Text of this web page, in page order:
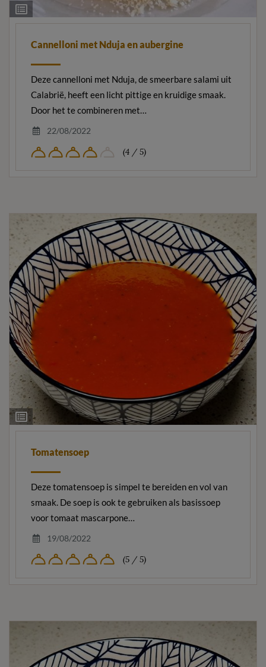
Ingrediëntenlijst
Cannelloni met Nduja en aubergine
Deze cannelloni met Nduja, de smeerbare salami uit
Calabrië, heeft een licht pittige en kruidige smaak.
Door het te combineren met…
22/08/2022
(4 / 5)
Ingrediëntenlijst
Tomatensoep
Deze tomatensoep is simpel te bereiden en vol van
smaak. De soep is ook te gebruiken als basissoep
voor tomaat mascarpone…
19/08/2022
(5 / 5)